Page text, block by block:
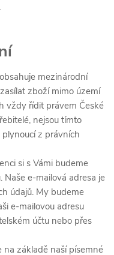
mezinárodní
zboží mimo území
vždy řídit právem České
nejsou tímto
z právních
si s Vámi budeme
e-mailová adresa je
údajů. My budeme
e-mailovou adresu
účtu nebo přes
na základě naší písemné